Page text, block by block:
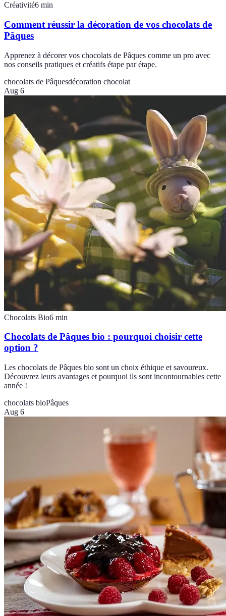
Créativité6 min
Comment réussir la décoration de vos chocolats de
Pâques
Apprenez à décorer vos chocolats de Pâques comme un pro avec
nos conseils pratiques et créatifs étape par étape.
chocolats de Pâquesdécoration chocolat
Aug 6
Chocolats Bio6 min
Chocolats de Pâques bio : pourquoi choisir cette
option ?
Les chocolats de Pâques bio sont un choix éthique et savoureux.
Découvrez leurs avantages et pourquoi ils sont incontournables cette
année !
chocolats bioPâques
Aug 6